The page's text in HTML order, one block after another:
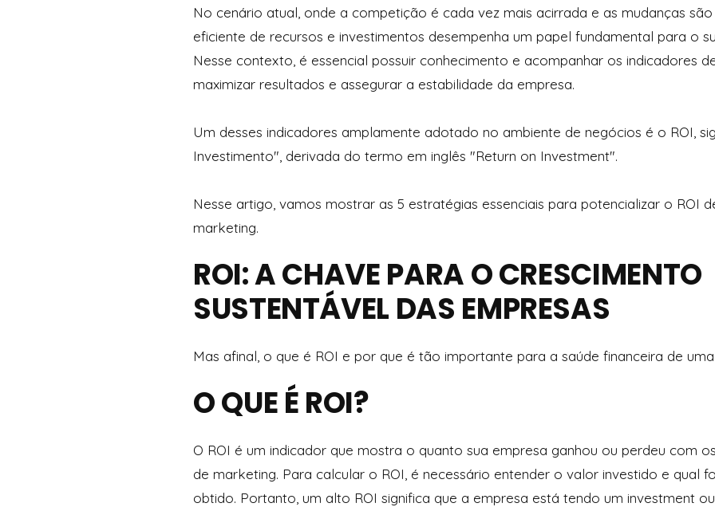
No cenário atual, onde a competição é cada vez mais acirrada e as mudanças
eficiente de recursos e investimentos desempenha um papel fundamental para o
Nesse contexto, é essencial possuir conhecimento e acompanhar os indicadores
maximizar resultados e assegurar a estabilidade da empresa.
Um desses indicadores amplamente adotado no ambiente de negócios é o ROI,
Investimento", derivada do termo em inglês "Return on Investment".
Nesse artigo, vamos mostrar as 5 estratégias essenciais para potencializar o ROI
marketing.
ROI: A CHAVE PARA O CRESCIMENTO
SUSTENTÁVEL DAS EMPRESAS
Mas afinal, o que é ROI e por que é tão importante para a saúde financeira de
O QUE É ROI?
O ROI é um indicador que mostra o quanto sua empresa ganhou ou perdeu com
de marketing. Para calcular o ROI, é necessário entender o valor investido e qual
obtido. Portanto, um alto ROI significa que a empresa está tendo um investment